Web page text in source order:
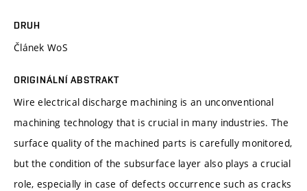
DRUH
Článek WoS
ORIGINÁLNÍ ABSTRAKT
Wire electrical discharge machining is an unconventional
machining technology that is crucial in many industries. The
surface quality of the machined parts is carefully monitored,
but the condition of the subsurface layer also plays a crucial
role, especially in case of defects occurrence such as cracks